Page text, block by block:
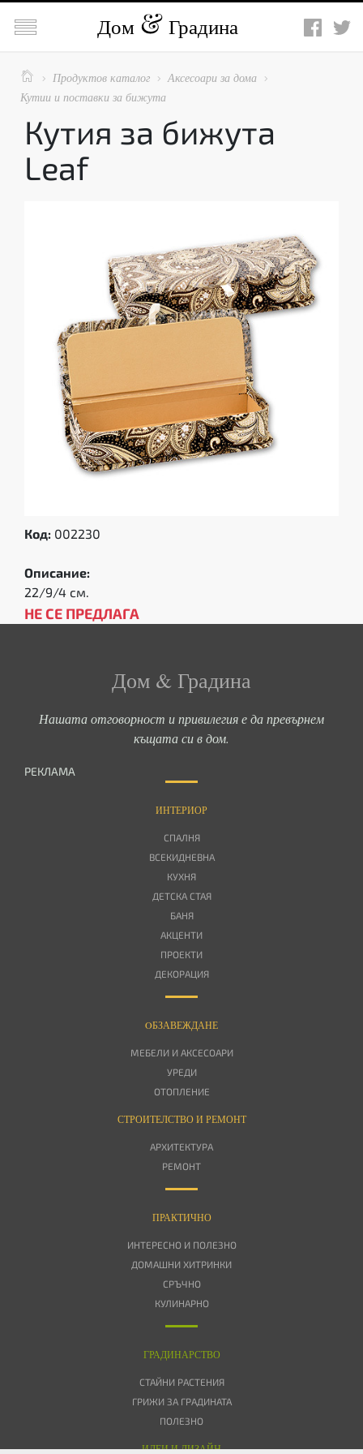
 Дом Градина
  Продуктов каталог  Аксесоари за дома 
Кутии и поставки за бижута
Кутия за бижута
Leaf
Код: 002230
Описание:
22/9/4 см.
НЕ СЕ ПРЕДЛАГА
Дом & Градина
Нашата отговорност и привилегия е да превърнем
къщата си в дом.
РЕКЛАМА
ИНТЕРИОР
СПАЛНЯ
ВСЕКИДНЕВНА
КУХНЯ
ДЕТСКА СТАЯ
БАНЯ
АКЦЕНТИ
ПРОЕКТИ
ДЕКОРАЦИЯ
OБЗАВЕЖДАНЕ
МЕБЕЛИ И АКСЕСОАРИ
УРЕДИ
ОТОПЛЕНИЕ
СТРОИТЕЛСТВО И РЕМОНТ
АРХИТЕКТУРА
РЕМОНТ
ПРАКТИЧНО
ИНТЕРЕСНО И ПОЛЕЗНО
ДОМАШНИ ХИТРИНКИ
СРЪЧНО
КУЛИНАРНО
ГРАДИНАРСТВО
СТАЙНИ РАСТЕНИЯ
ГРИЖИ ЗА ГРАДИНАТА
ПОЛЕЗНО
ИДЕИ И ДИЗАЙН